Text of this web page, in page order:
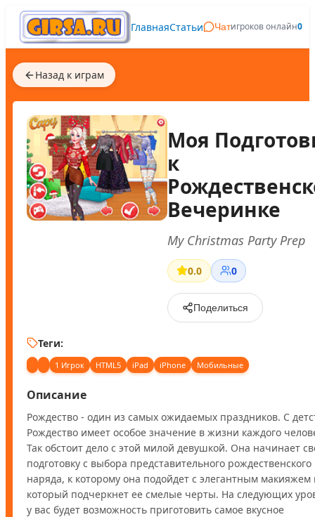
ГлавнаяСтатьи Чатигроков онлайн0
Назад к играм
Моя
к
Вечеринке
My Christmas Party Prep
0.0 0
Поделиться
Теги:
1 Игрок HTML5 iPad iPhone Мобильные
Описание
Рождество - один из самых ожидаемых праздников. С
Рождество имеет особое значение в жизни каждого
Так обстоит дело с этой милой девушкой. Она начинает
подготовку с выбора представительного рождественского
наряда, к которому она подойдет с элегантным макияжем
который подчеркнет ее смелые черты. На следующих
у вас будет возможность приготовить самое вкусное